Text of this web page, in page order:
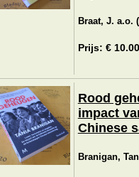
Braat, J. a.o.
Prijs: € 10.00
Rood
impact
Chinese
Branigan,